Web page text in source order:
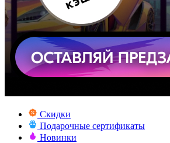
Скидки
Подарочные сертификаты
Новинки